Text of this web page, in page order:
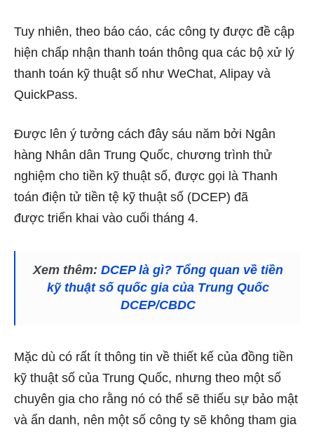
Tuy nhiên, theo báo cáo, các công ty được đề cập
hiện chấp nhận thanh toán thông qua các bộ xử lý
thanh toán kỹ thuật số như WeChat, Alipay và
QuickPass.
Được lên ý tưởng cách đây sáu năm bởi Ngân
hàng Nhân dân Trung Quốc, chương trình thử
nghiệm cho tiền kỹ thuật số, được gọi là Thanh
toán điện tử tiền tệ kỹ thuật số (DCEP) đã
được triển khai vào cuối tháng 4.
Xem thêm: DCEP là gì? Tổng quan về tiền
kỹ thuật số quốc gia của Trung Quốc
DCEP/CBDC
Mặc dù có rất ít thông tin về thiết kế của đồng tiền
kỹ thuật số của Trung Quốc, nhưng theo một số
chuyên gia cho rằng nó có thể sẽ thiếu sự bảo mật
và ẩn danh, nên một số công ty sẽ không tham gia